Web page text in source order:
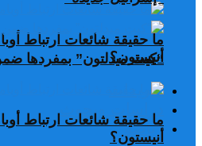
ما حقيقة شائعات ارتباط
أنيستون؟
تغريدات
دراسات وبحوث
رياضة
“كيت ميدلتون” بمفردها
ما حقيقة شائعات ارتباط
أنيستون؟